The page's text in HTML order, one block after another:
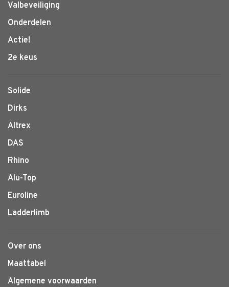
Valbeveiliging
Onderdelen
Actie!
2e keus
Solide
Dirks
Altrex
DAS
Rhino
Alu-Top
Euroline
Ladderlimb
Over ons
Maattabel
Algemene voorwaarden